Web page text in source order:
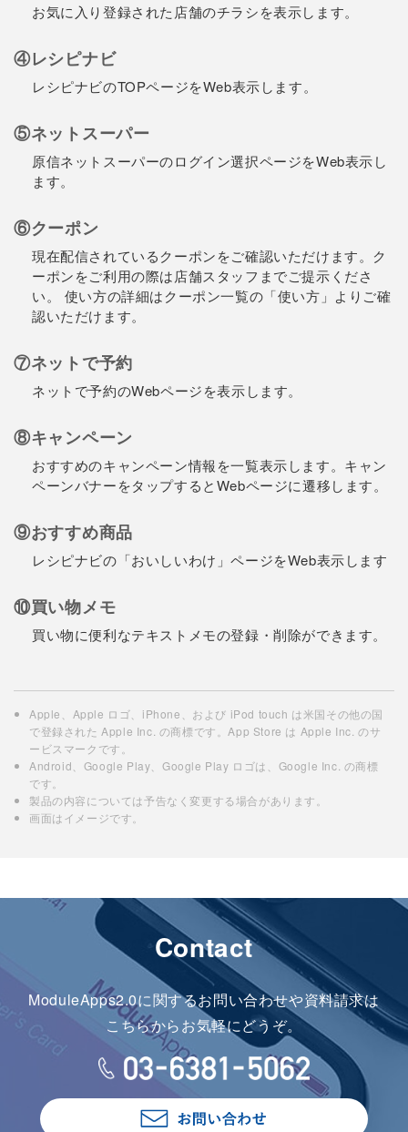
お気に入り登録された店舗のチラシを表示します。
④レシピナビ
レシピナビのTOPページをWeb表示します。
⑤ネットスーパー
原信ネットスーパーのログイン選択ページをWeb表示し
ます。
⑥クーポン
現在配信されているクーポンをご確認いただけます。ク
ーポンをご利用の際は店舗スタッフまでご提示くださ
い。 使い方の詳細はクーポン一覧の「使い方」よりご確
認いただけます。
⑦ネットで予約
ネットで予約のWebページを表示します。
⑧キャンペーン
おすすめのキャンペーン情報を一覧表示します。キャン
ペーンバナーをタップするとWebページに遷移します。
⑨おすすめ商品
レシピナビの「おいしいわけ」ページをWeb表示します
⑩買い物メモ
買い物に便利なテキストメモの登録・削除ができます。
Apple、Apple ロゴ、iPhone、および iPod touch は米国その他の国
で登録された Apple Inc. の商標です。App Store は Apple Inc. のサ
ービスマークです。
Android、Google Play、Google Play ロゴは、Google Inc. の商標
です。
製品の内容については予告なく変更する場合があります。
画面はイメージです。
Contact
ModuleApps2.0に関するお問い合わせや資料請求は
こちらからお気軽にどうぞ。